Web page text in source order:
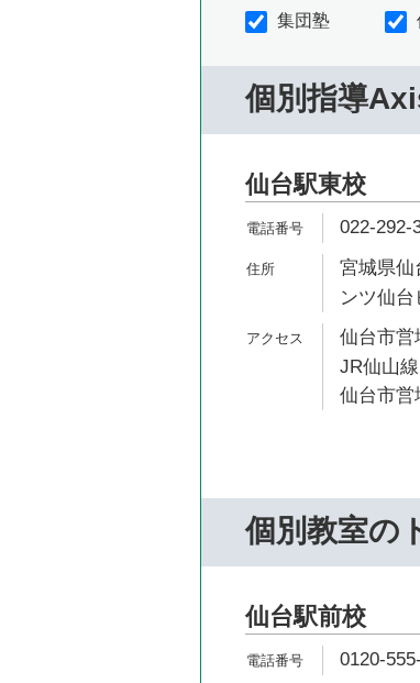
集団塾
個別指導
仙台駅東校
022-292-
宮城県仙
ンツ仙台
仙台市営
JR仙山
仙台市営
個別教室の
仙台駅前校
0120-